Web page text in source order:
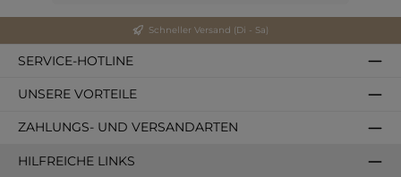
Schneller Versand (Di - Sa)
SERVICE-HOTLINE
UNSERE VORTEILE
ZAHLUNGS- UND VERSANDARTEN
HILFREICHE LINKS